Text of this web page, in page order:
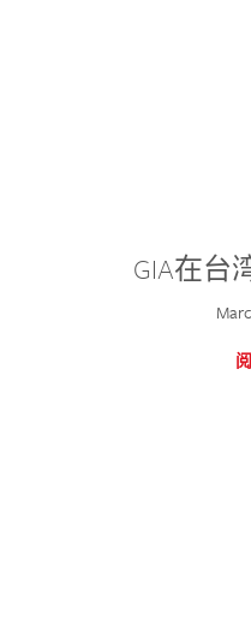
GIA在台